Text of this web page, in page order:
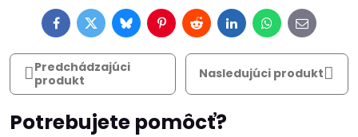
FacebookTwitterBlueskyPinterestRedditLinkedInWhatsApp
E-
mail
Predchádzajúci
produkt
Nasledujúci produkt
Potrebujete pomôcť?